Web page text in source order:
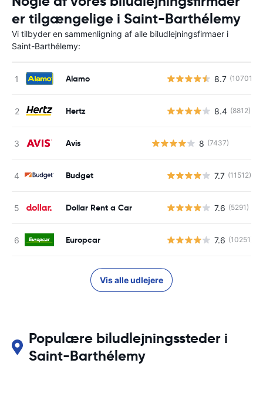
er tilgængelige i Saint-Barthélemy
Vi tilbyder en sammenligning af alle biludlejningsfirmaer i
Saint-Barthélemy:
Alamo 8.7 (10701)
Hertz 8.4 (8812)
Avis 8 (7437)
Budget 7.7 (11512)
Dollar Rent a Car 7.6 (5291)
Europcar 7.6 (10251)
Vis alle udlejere
Populære biludlejningssteder i
Saint-Barthélemy